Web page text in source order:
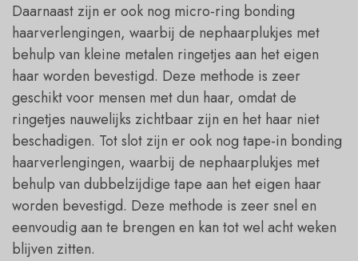
Daarnaast zijn er ook nog micro-ring bonding
haarverlengingen, waarbij de nephaarplukjes met
behulp van kleine metalen ringetjes aan het eigen
haar worden bevestigd. Deze methode is zeer
geschikt voor mensen met dun haar, omdat de
ringetjes nauwelijks zichtbaar zijn en het haar niet
beschadigen. Tot slot zijn er ook nog tape-in bonding
haarverlengingen, waarbij de nephaarplukjes met
behulp van dubbelzijdige tape aan het eigen haar
worden bevestigd. Deze methode is zeer snel en
eenvoudig aan te brengen en kan tot wel acht weken
blijven zitten.